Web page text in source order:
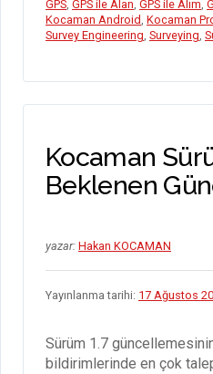
GPS, GPS ile Alan, GPS ile Alım,
Kocaman Android, Kocaman
Survey Engineering, Surveying,
Kocaman
Beklenen
yazar: Hakan KOCAMAN
Yayınlanma tarihi: 17 Ağustos
Sürüm 1.7
bildirimlerinde en çok